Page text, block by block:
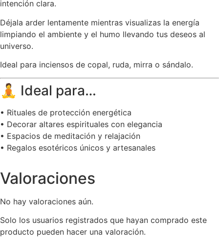
intención clara.
Déjala arder lentamente mientras visualizas la energía
limpiando el ambiente y el humo llevando tus deseos al
universo.
Ideal para inciensos de copal, ruda, mirra o sándalo.
🧘 Ideal para…
• Rituales de protección energética
• Decorar altares espirituales con elegancia
• Espacios de meditación y relajación
• Regalos esotéricos únicos y artesanales
Valoraciones
No hay valoraciones aún.
Solo los usuarios registrados que hayan comprado este
producto pueden hacer una valoración.